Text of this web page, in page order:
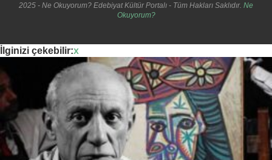
2025 - Ne Okuyorum? Edebiyat Kültür Portalı - Tüm Hakları Saklıdır. Ne
Okuyorum?
İlginizi çekebilir:x